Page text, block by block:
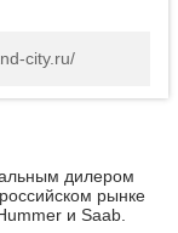
city.ru/
дилером
рынке
и Saab.